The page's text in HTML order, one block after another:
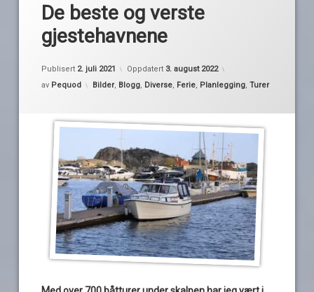
KontaktDe beste og verste
gjestehavnene
Publisert 2. juli 2021 Oppdatert 3. august 2022
av Pequod Kategorier:
Bilder, Blogg, Diverse, Ferie, Planlegging,Turer